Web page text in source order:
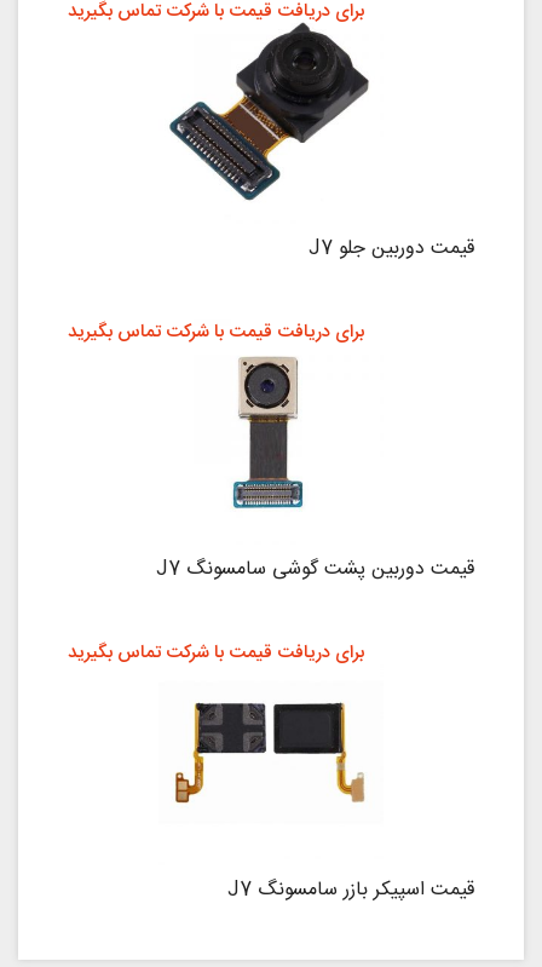
قیمت دوربین جلو J7
برای دریافت قیمت با شرکت تماس بگیرید
قیمت دوربین پشت گوشی سامسونگ J7
برای دریافت قیمت با شرکت تماس بگیرید
قیمت اسپیکر بازر سامسونگ J7
برای دریافت قیمت با شرکت تماس بگیرید